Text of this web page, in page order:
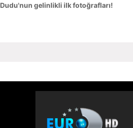
Dudu'nun gelinlikli ilk fotoğrafları!